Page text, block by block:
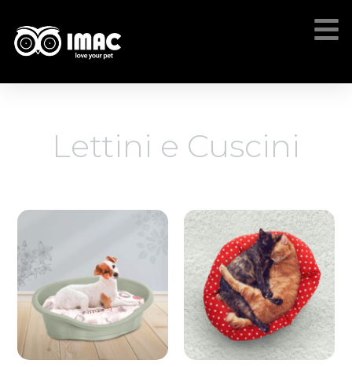
Lettini e Cuscini